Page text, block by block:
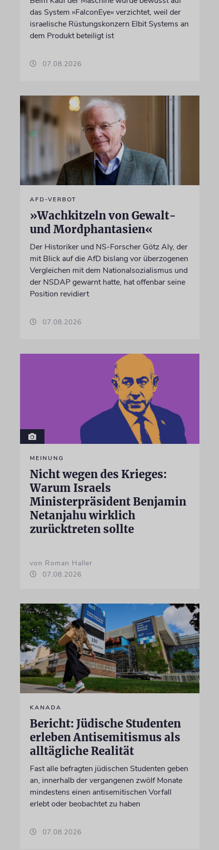
das System »FalconEye« verzichtet, weil der
israelische Rüstungskonzern Elbit Systems an
dem Produkt beteiligt ist
07.08.2026
AFD-VERBOT
»Wachkitzeln von Gewalt-
und Mordphantasien«
Der Historiker und NS-Forscher Götz Aly, der
mit Blick auf die AfD bislang vor überzogenen
Vergleichen mit dem Nationalsozialismus und
der NSDAP gewarnt hatte, hat offenbar seine
Position revidiert
07.08.2026
MEINUNG
Nicht wegen des Krieges:
Warum Israels
Ministerpräsident Benjamin
Netanjahu wirklich
zurücktreten sollte
von Roman Haller
07.08.2026
KANADA
Bericht: Jüdische Studenten
erleben Antisemitismus als
alltägliche Realität
Fast alle befragten jüdischen Studenten geben
an, innerhalb der vergangenen zwölf Monate
mindestens einen antisemitischen Vorfall
erlebt oder beobachtet zu haben
07.08.2026